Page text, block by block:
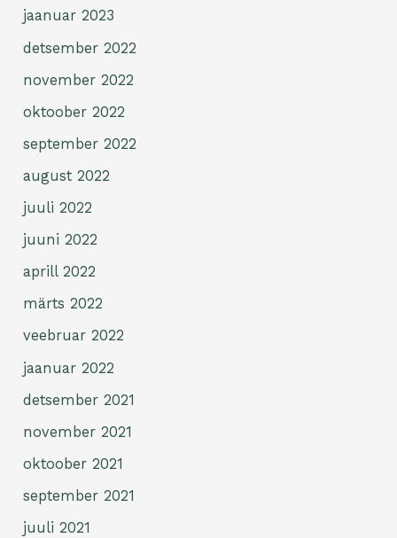
jaanuar 2023
detsember 2022
november 2022
oktoober 2022
september 2022
august 2022
juuli 2022
juuni 2022
aprill 2022
märts 2022
veebruar 2022
jaanuar 2022
detsember 2021
november 2021
oktoober 2021
september 2021
juuli 2021